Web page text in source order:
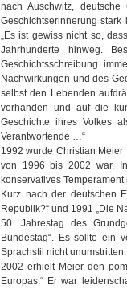
nach Auschwitz,
Geschichtserinnerung
„Es ist gewiss nicht so,
Jahrhunderte hinweg.
Geschichtsschreibung
Nachwirkungen und des
selbst den Lebenden
vorhanden und auf die
Geschichte ihres Volkes
Verantwortende …“
1992 wurde Christian Meier
von 1996 bis 2002 war.
konservatives
Kurz nach der deutschen
Republik?“ und 1991 „Die
50. Jahrestag des
Bundestag“. Es sollte ein
Sprachstil nicht unumstritten.
2002 erhielt Meier den
Europas.“ Er war